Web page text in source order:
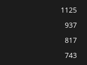
1125
937
817
743